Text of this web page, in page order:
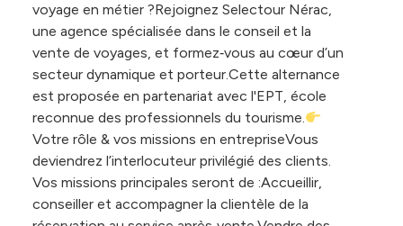
voyage en métier ?Rejoignez Selectour Nérac,
une agence spécialisée dans le conseil et la
vente de voyages, et formez‑vous au cœur d’un
secteur dynamique et porteur.Cette alternance
est proposée en partenariat avec l'EPT, école
reconnue des professionnels du tourisme.
Votre rôle & vos missions en entrepriseVous
deviendrez l’interlocuteur privilégié des clients.
Vos missions principales seront de :Accueillir,
conseiller et accompagner la clientèle de la